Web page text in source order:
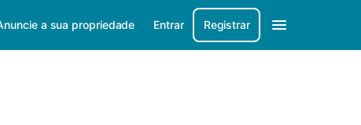
a sua propriedade Entrar Registrar